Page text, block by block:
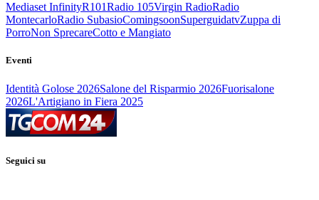
Mediaset InfinityR101Radio 105Virgin RadioRadio
MontecarloRadio SubasioComingsoonSuperguidatvZuppa di
PorroNon SprecareCotto e Mangiato
Eventi
Identità Golose 2026Salone del Risparmio 2026Fuorisalone
2026L'Artigiano in Fiera 2025
Seguici su